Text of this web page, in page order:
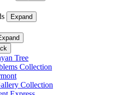
Expand
Tree
Collection
Collection